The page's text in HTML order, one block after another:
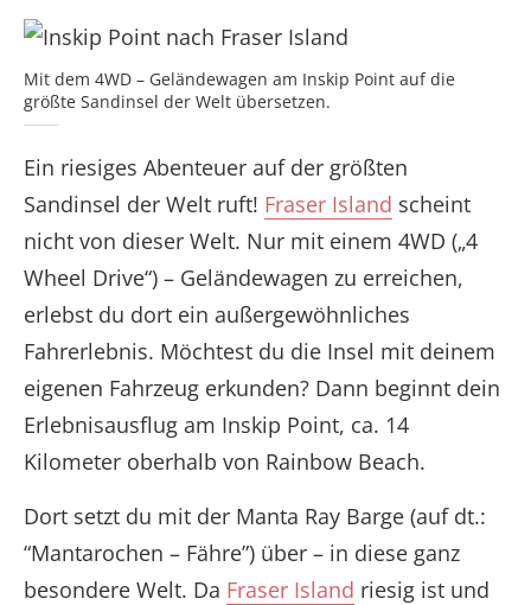
Mit dem 4WD – Geländewagen am Inskip Point auf die
größte Sandinsel der Welt übersetzen.
Ein riesiges Abenteuer auf der größten
Sandinsel der Welt ruft! Fraser Island scheint
nicht von dieser Welt. Nur mit einem 4WD („4
Wheel Drive“) – Geländewagen zu erreichen,
erlebst du dort ein außergewöhnliches
Fahrerlebnis. Möchtest du die Insel mit deinem
eigenen Fahrzeug erkunden? Dann beginnt dein
Erlebnisausflug am Inskip Point, ca. 14
Kilometer oberhalb von Rainbow Beach.
Dort setzt du mit der Manta Ray Barge (auf dt.:
“Mantarochen – Fähre”) über – in diese ganz
besondere Welt. Da Fraser Island riesig ist und